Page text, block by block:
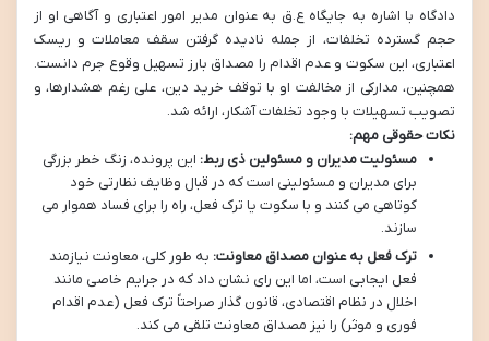
دادگاه با اشاره به جایگاه ع.ق به عنوان مدیر امور اعتباری و آگاهی او از
حجم گسترده تخلفات، از جمله نادیده گرفتن سقف معاملات و ریسک
اعتباری، این سکوت و عدم اقدام را مصداق بارز تسهیل وقوع جرم دانست.
همچنین، مدارکی از مخالفت او با توقف خرید دین، علی رغم هشدارها، و
تصویب تسهیلات با وجود تخلفات آشکار، ارائه شد.
نکات حقوقی مهم:
مسئولیت مدیران و مسئولین ذی ربط: این پرونده، زنگ خطر بزرگی
برای مدیران و مسئولینی است که در قبال وظایف نظارتی خود
کوتاهی می کنند و با سکوت یا ترک فعل، راه را برای فساد هموار می
سازند.
ترک فعل به عنوان مصداق معاونت: به طور کلی، معاونت نیازمند
فعل ایجابی است، اما این رای نشان داد که در جرایم خاصی مانند
اخلال در نظام اقتصادی، قانون گذار صراحتاً ترک فعل (عدم اقدام
فوری و موثر) را نیز مصداق معاونت تلقی می کند.